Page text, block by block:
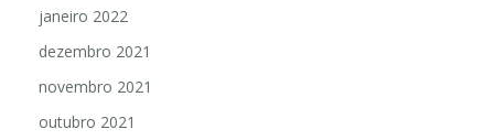
janeiro 2022
dezembro 2021
novembro 2021
outubro 2021